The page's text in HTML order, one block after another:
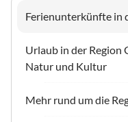
Ferienunterkünfte in
Urlaub in der Region
Natur und Kultur
Mehr rund um die